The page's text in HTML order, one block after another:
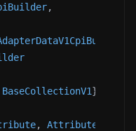
,
BaseCollectionV1}
, Attributes